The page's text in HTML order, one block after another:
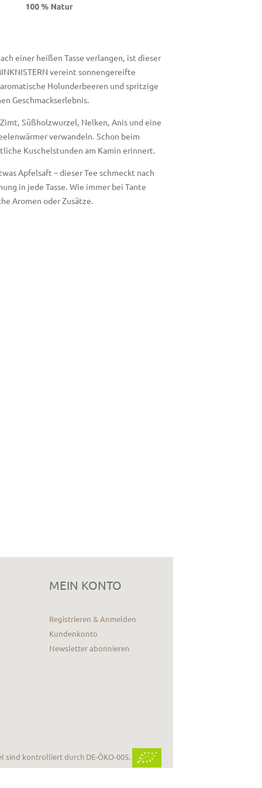
einer heißen Tasse verlangen, ist dieser
vereint sonnengereifte
Holunderbeeren und spritzige
Geschmackserlebnis.
Süßholzwurzel, Nelken, Anis und eine
verwandeln. Schon beim
Kuschelstunden am Kamin erinnert.
Apfelsaft – dieser Tee schmeckt nach
in jede Tasse. Wie immer bei Tante
Aromen oder Zusätze.
MEIN KONTO
Registrieren & Anmelden
Kundenkonto
Newsletter abonnieren
sind kontrolliert durch DE-ÖKO-005.